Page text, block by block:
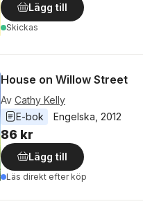
Lägg till
Skickas
House on Willow Street
Av Cathy Kelly
E-bok
Engelska, 2012
86 kr
Lägg till
Läs direkt efter köp